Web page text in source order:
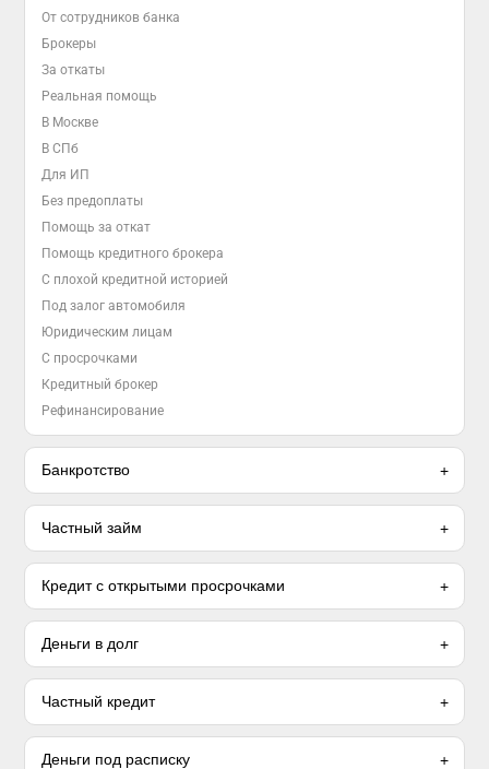
От сотрудников банка
Брокеры
За откаты
Реальная помощь
В Москве
В СПб
Для ИП
Без предоплаты
Помощь за откат
Помощь кредитного брокера
С плохой кредитной историей
Под залог автомобиля
Юридическим лицам
С просрочками
Кредитный брокер
Рефинансирование
Банкротство
Частный займ
Кредит с открытыми просрочками
Деньги в долг
Частный кредит
Деньги под расписку